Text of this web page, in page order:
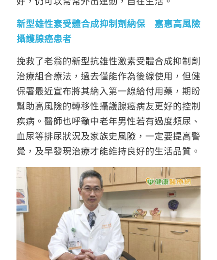
新型雄性素受體合成抑制劑納保 嘉惠高風險
攝護腺癌患者
挽救了老翁的新型抗雄性激素受體合成抑制劑
治療組合療法，過去僅能作為後線使用，但健
保署最近宣布將其納入第一線給付用藥，期盼
幫助高風險的轉移性攝護腺癌病友更好的控制
疾病。醫師也呼籲中老年男性若有過度頻尿、
血尿等排尿狀況及家族史風險，一定要提高警
覺，及早發現治療才能維持良好的生活品質。